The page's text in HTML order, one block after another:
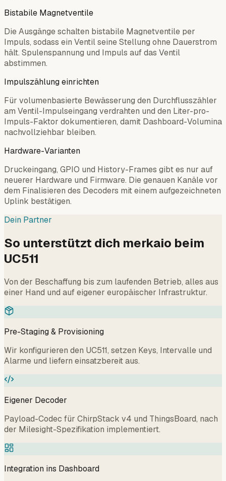
Bistabile Magnetventile
Die Ausgänge schalten bistabile Magnetventile per
Impuls, sodass ein Ventil seine Stellung ohne Dauerstrom
hält. Spulenspannung und Impuls auf das Ventil
abstimmen.
Impulszählung einrichten
Für volumenbasierte Bewässerung den Durchflusszähler
am Ventil-Impulseingang verdrahten und den Liter-pro-
Impuls-Faktor dokumentieren, damit Dashboard-Volumina
nachvollziehbar bleiben.
Hardware-Varianten
Druckeingang, GPIO und History-Frames gibt es nur auf
neuerer Hardware und Firmware. Die genauen Kanäle vor
dem Finalisieren des Decoders mit einem aufgezeichneten
Uplink bestätigen.
Dein Partner
So unterstützt dich merkaio beim
UC511
Von der Beschaffung bis zum laufenden Betrieb, alles aus
einer Hand und auf eigener europäischer Infrastruktur.
Pre-Staging & Provisioning
Wir konfigurieren den UC511, setzen Keys, Intervalle und
Alarme und liefern einsatzbereit aus.
Eigener Decoder
Payload-Codec für ChirpStack v4 und ThingsBoard, nach
der Milesight-Spezifikation implementiert.
Integration ins Dashboard